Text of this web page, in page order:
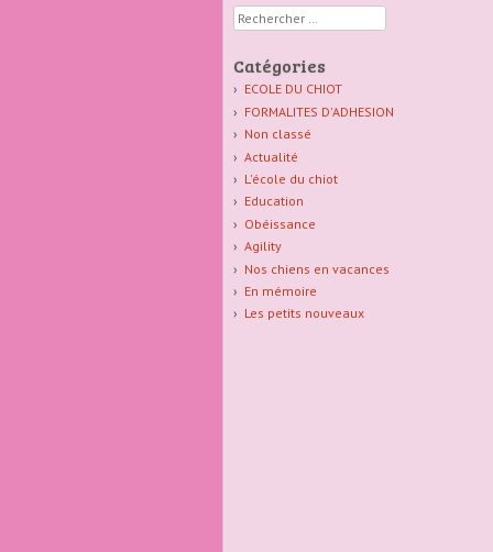
Rechercher
Catégories
ECOLE DU CHIOT
FORMALITES D'ADHESION
Non classé
Actualité
L'école du chiot
Education
Obéissance
Agility
Nos chiens en vacances
En mémoire
Les petits nouveaux